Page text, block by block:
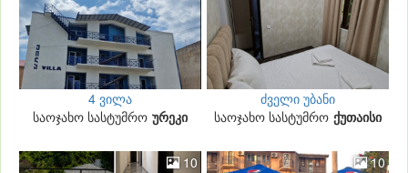
4 ვილა
საოჯახო სასტუმრო ურეკი
ძველი უბანი
საოჯახო სასტუმრო ქუთაისი
10 10